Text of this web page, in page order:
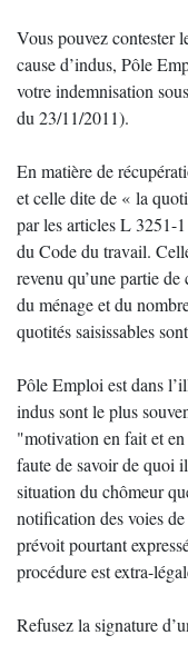
Vous pouvez contester
cause d’indus, Pôle
votre indemnisation
du 23/11/2011).
En matière de
et celle dite de « la
par les articles L 3251-
du Code du travail.
revenu qu’une partie
du ménage et du
quotités saisissables
Pôle Emploi est dans
indus sont le plus
"motivation en fait et
faute de savoir de quoi
situation du chômeur
notification des voies
prévoit pourtant
procédure est extra-
Refusez la signature